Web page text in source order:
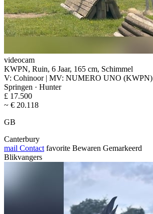
videocam
KWPN, Ruin, 6 Jaar, 165 cm, Schimmel
V: Cohinoor | MV: NUMERO UNO (KWPN)
Springen · Hunter
£ 17.500
~ € 20.118
GB
Canterbury
mail Contact favorite Bewaren Gemarkeerd
Blikvangers